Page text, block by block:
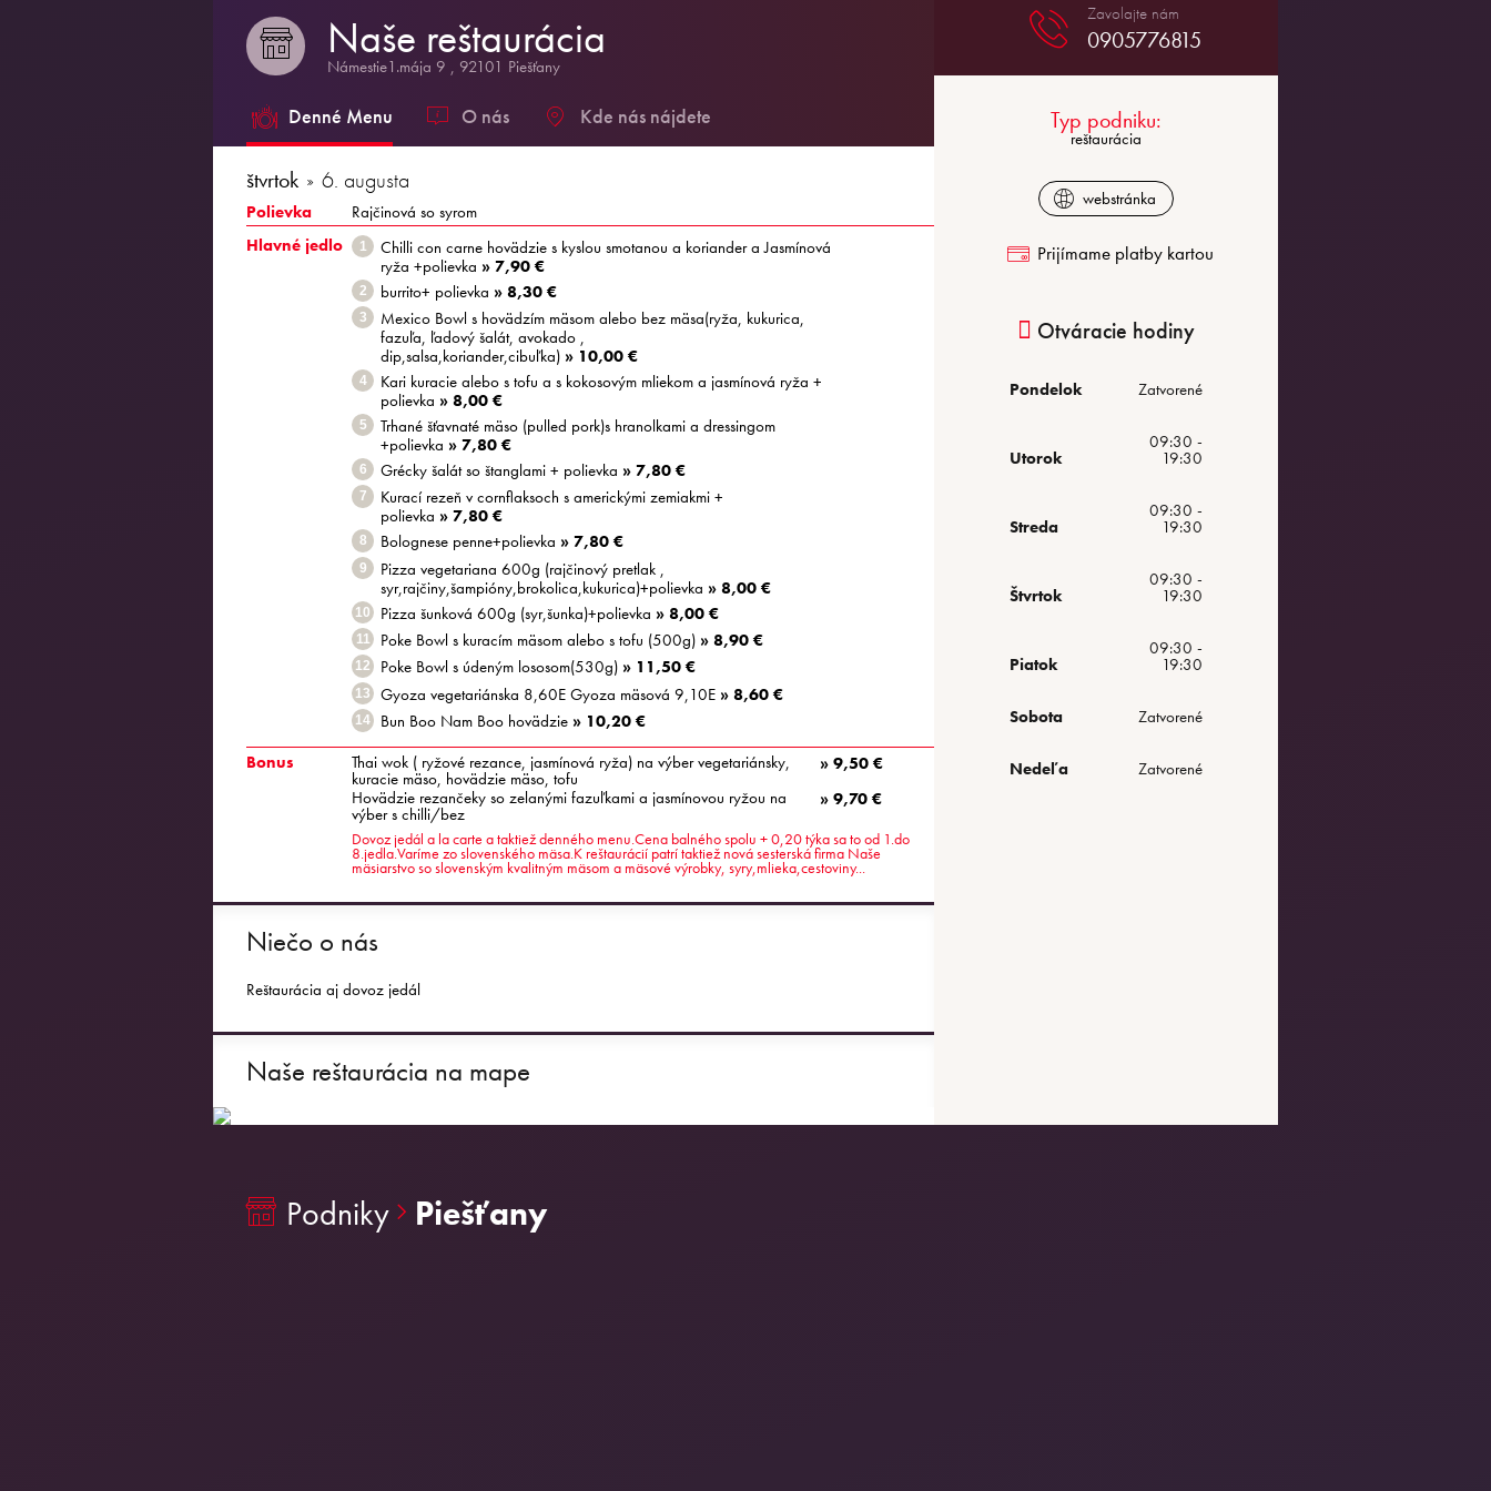
Naše reštaurácia
Námestie1.mája 9 , 92101 Piešťany
Denné Menu O nás Kde nás nájdete
štvrtok 6. augusta
Polievka
Rajčinová so syrom
Hlavné jedlo
1
Chilli con carne hovädzie s kyslou smotanou a koriander a Jasmínová
ryža +polievka » 7,90 €
2 burrito+ polievka » 8,30 €
3
Mexico Bowl s hovädzím mäsom alebo bez mäsa(ryža, kukurica,
fazuľa, ľadový šalát, avokado ,
dip,salsa,koriander,cibuľka) » 10,00 €
4
Kari kuracie alebo s tofu a s kokosovým mliekom a jasmínová ryža +
polievka » 8,00 €
5
Trhané šťavnaté mäso (pulled pork)s hranolkami a dressingom
+polievka » 7,80 €
6 Grécky šalát so štanglami + polievka » 7,80 €
7
Kurací rezeň v cornflaksoch s americkými zemiakmi +
polievka » 7,80 €
8 Bolognese penne+polievka » 7,80 €
9
Pizza vegetariana 600g (rajčinový pretlak ,
syr,rajčiny,šampióny,brokolica,kukurica)+polievka » 8,00 €
10 Pizza šunková 600g (syr,šunka)+polievka » 8,00 €
11 Poke Bowl s kuracím mäsom alebo s tofu (500g) » 8,90 €
12 Poke Bowl s údeným lososom(530g) » 11,50 €
13 Gyoza vegetariánska 8,60E Gyoza mäsová 9,10E » 8,60 €
14 Bun Boo Nam Boo hovädzie » 10,20 €
Bonus
Thai wok ( ryžové rezance, jasmínová ryža) na výber vegetariánsky,
kuracie mäso, hovädzie mäso, tofu
» 9,50 €
Hovädzie rezančeky so zelanými fazuľkami a jasmínovou ryžou na
výber s chilli/bez
» 9,70 €
Dovoz jedál a la carte a taktiež denného menu.Cena balného spolu + 0,20 týka sa to od 1.do
8.jedla.Varíme zo slovenského mäsa.K reštaurácií patrí taktiež nová sesterská firma Naše
mäsiarstvo so slovenským kvalitným mäsom a mäsové výrobky, syry,mlieka,cestoviny...
Niečo o nás
Reštaurácia aj dovoz jedál
Naše reštaurácia na mape
0905776815
Typ podniku:
reštaurácia
webstránka
Prijímame platby kartou
Otváracie hodiny
Pondelok Zatvorené
Utorok
09:30 -
19:30
Streda
09:30 -
19:30
Štvrtok
09:30 -
19:30
Piatok
09:30 -
19:30
Sobota Zatvorené
Nedeľa Zatvorené
Podniky Piešťany